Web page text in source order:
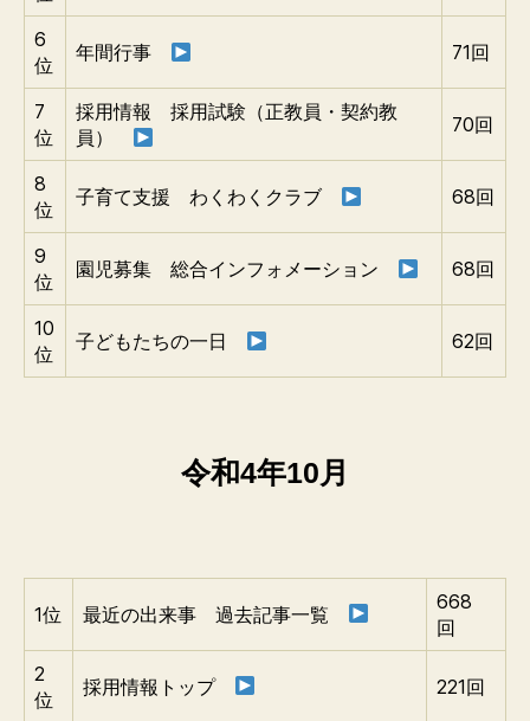
6
位
年間行事 71回
7
位
採用情報 採用試験（正教員・契約教
員）
70回
8
位
子育て支援 わくわくクラブ 68回
9
位
園児募集 総合インフォメーション 68回
10
位
子どもたちの一日 62回
令和4年10月
1位 最近の出来事 過去記事一覧
668
回
2
位
採用情報トップ 221回